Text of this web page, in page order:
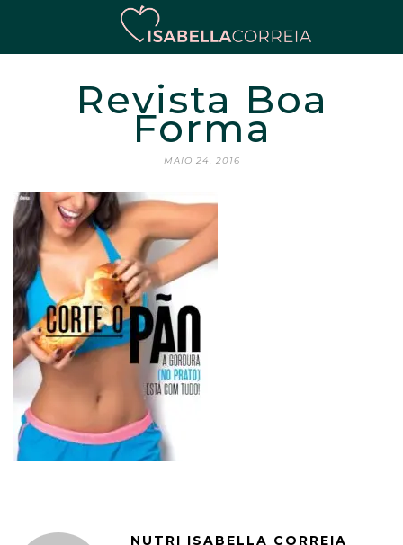
Revista Boa
Forma
MAIO 24, 2016
NUTRI ISABELLA CORREIA